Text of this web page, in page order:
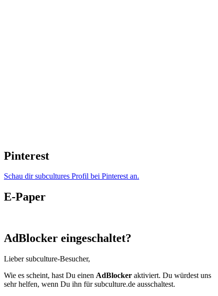
Pinterest
Schau dir subcultures Profil bei Pinterest an.
E-Paper
AdBlocker eingeschaltet?
Lieber subculture-Besucher,
Wie es scheint, hast Du einen AdBlocker aktiviert. Du würdest uns
sehr helfen, wenn Du ihn für subculture.de ausschaltest.